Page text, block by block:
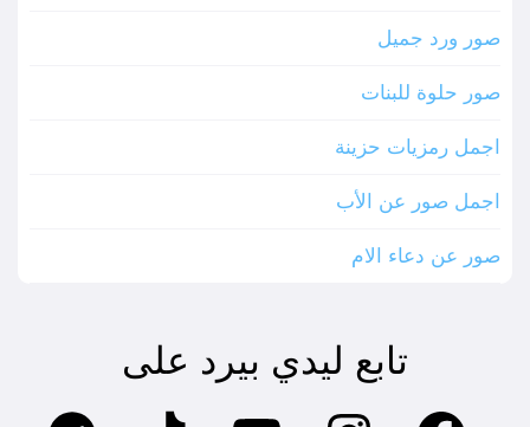
صور ورد جميل
صور حلوة للبنات
اجمل رمزيات حزينة
اجمل صور عن الأب
صور عن دعاء الام
تابع ليدي بيرد على